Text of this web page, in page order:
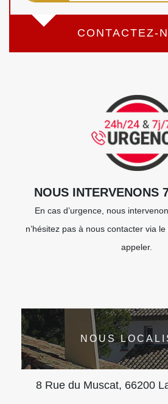
CONTACTEZ-
NOUS INTERVENONS
En cas d’urgence, nous
n’hésitez pas à nous contacter via
appeler.
NOUS
8 Rue du Muscat, 66200